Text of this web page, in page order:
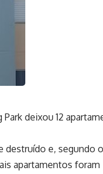
deixou 12
destruído e, segundo o
apartamentos foram